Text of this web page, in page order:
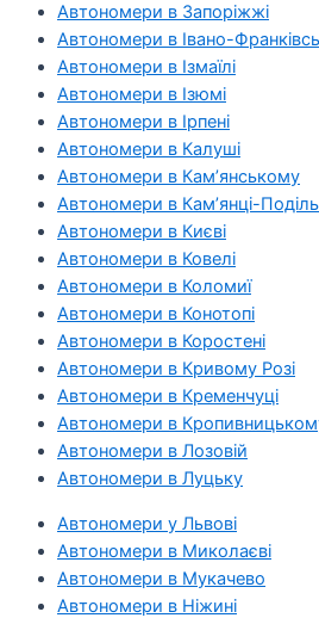
Автономери в Запоріжжі
Автономери в Івано-
Автономери в Ізмаїлі
Автономери в Ізюмі
Автономери в Ірпені
Автономери в Калуші
Автономери в Кам’янському
Автономери в Кам’янці-
Автономери в Києві
Автономери в Ковелі
Автономери в Коломиї
Автономери в Конотопі
Автономери в Коростені
Автономери в Кривому Розі
Автономери в Кременчуці
Автономери в
Автономери в Лозовій
Автономери в Луцьку
Автономери у Львові
Автономери в Миколаєві
Автономери в Мукачево
Автономери в Ніжині